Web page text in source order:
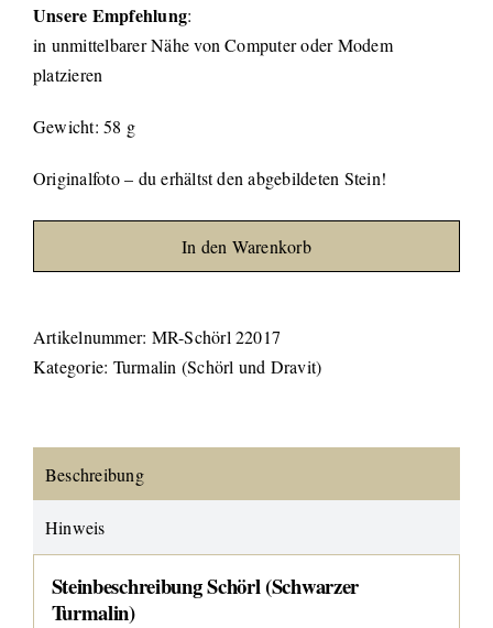
Unsere Empfehlung:
in unmittelbarer Nähe von Computer oder Modem
platzieren
Gewicht: 58 g
Originalfoto – du erhältst den abgebildeten Stein!
In den Warenkorb
Artikelnummer: MR-Schörl 22017
Kategorie: Turmalin (Schörl und Dravit)
Beschreibung
Hinweis
Steinbeschreibung Schörl (Schwarzer
Turmalin)